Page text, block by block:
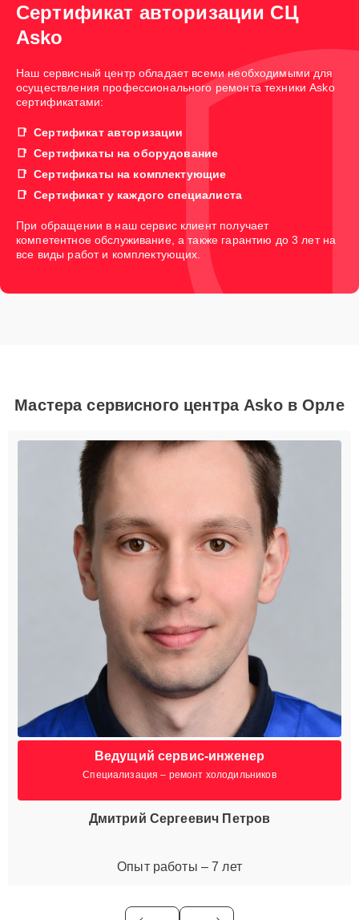
Сертификат авторизации СЦ
Asko
Наш сервисный центр обладает всеми необходимыми для
осуществления профессионального ремонта техники Asko
сертификатами:
Сертификат авторизации
Сертификаты на оборудование
Сертификаты на комплектующие
Сертификат у каждого специалиста
При обращении в наш сервис клиент получает
компетентное обслуживание, а также гарантию до 3 лет на
все виды работ и комплектующих.
Мастера сервисного центра Asko в Орле
Ведущий сервис-инженер
Специализация – ремонт холодильников
Дмитрий Сергеевич Петров
Опыт работы – 7 лет